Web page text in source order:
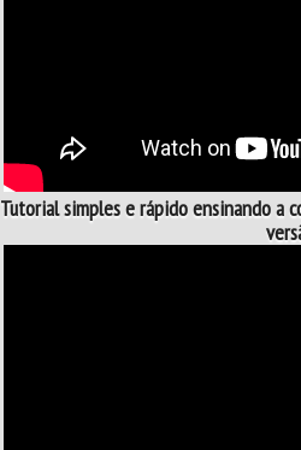
Tutorial simples e rápido ensinando a